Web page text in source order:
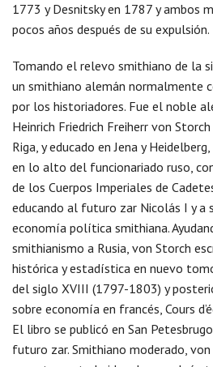
1773 y Desnitsky en 1787 y ambos
pocos años después de su expulsión.
Tomando el relevo smithiano de la
un smithiano alemán normalmente
por los historiadores. Fue el noble
Heinrich Friedrich Freiherr von
Riga, y educado en Jena y
en lo alto del funcionariado ruso,
de los Cuerpos Imperiales de
educando al futuro zar Nicolás I y a
economía política smithiana.
smithianismo a Rusia, von Storch
histórica y estadística en nuevo
del siglo XVIII (1797-1803) y
sobre economía en francés, Cours
El libro se publicó en San
futuro zar. Smithiano moderado,